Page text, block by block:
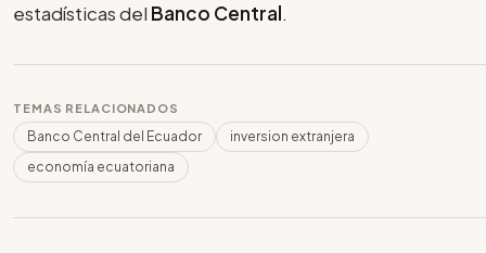
estadísticas del Banco Central.
TEMAS RELACIONADOS
Banco Central del Ecuador
inversion extranjera
economía ecuatoriana